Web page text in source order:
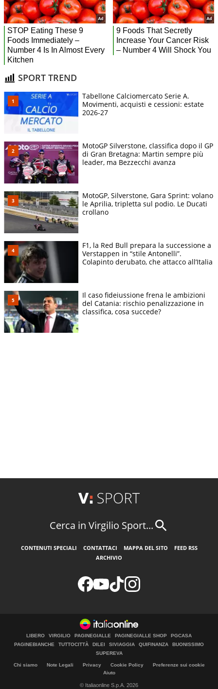
SPORT TREND
Tabellone Calciomercato Serie A.
Movimenti, acquisti e cessioni: estate
2026-27
MotoGP Silverstone, classifica dopo il GP
di Gran Bretagna: Martin sempre più
leader, ma Bezzecchi avanza
MotoGP, Silverstone, Gara Sprint: volano
le Aprilia, tripletta sul podio. Le Ducati
crollano
F1, la Red Bull prepara la successione a
Verstappen in “stile Antonelli”.
Colapinto derubato, che attacco all’Italia
Il caso fideiussione frena le ambizioni
del Catania: rischio penalizzazione in
classifica, cosa succede?
Cerca in Virgilio Sport...
CONTENUTI SPECIALI CONTATTACI MAPPA DEL SITO
FEED RSS
ARCHIVIO
LIBERO VIRGILIO PAGINEGIALLE PAGINEGIALLE SHOP
PGCASA
PAGINEBIANCHE
TUTTOCITTÀ DILEI SIVIAGGIA QUIFINANZA
BUONISSIMO
SUPEREVA
Chi siamo Note Legali Privacy Cookie Policy
Preferenze sui cookie
Aiuto
© Italiaonline S.p.A. 2026